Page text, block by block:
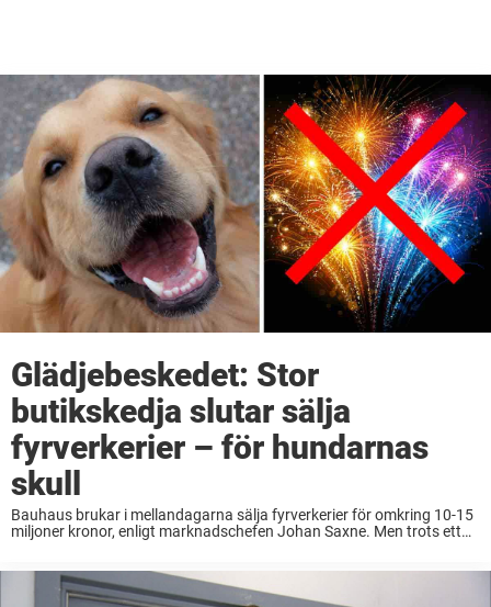
Glädjebeskedet: Stor
butikskedja slutar sälja
fyrverkerier – för hundarnas
skull
Bauhaus brukar i mellandagarna sälja fyrverkerier för omkring 10-15
miljoner kronor, enligt marknadschefen Johan Saxne. Men trots ett